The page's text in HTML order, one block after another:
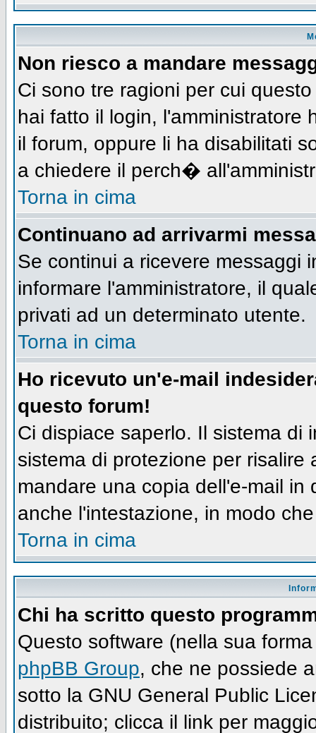
Non riesco a mandare
Ci sono tre ragioni per cui
hai fatto il login, l'amministratore
il forum, oppure li ha disabilitati
a chiedere il perch�
Torna in cima
Continuano ad arrivarmi
Se continui a ricevere messaggi
informare l'amministratore, il
privati ad un determinato utente.
Torna in cima
Ho ricevuto un'e-mail
questo forum!
Ci dispiace saperlo. Il sistema di
sistema di protezione per
mandare una copia dell'e-mail
anche l'intestazione, in modo
Torna in cima
Chi ha scritto questo
Questo software (nella sua
phpBB Group, che ne possiede
sotto la GNU General Public
distribuito; clicca il link per